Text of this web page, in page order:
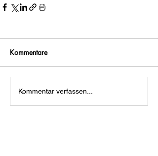
Kommentare
Kommentar verfassen...